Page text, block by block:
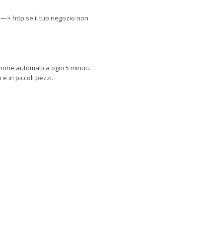
http se il tuo negozio non
automatica ogni 5 minuti.
in piccoli pezzi.